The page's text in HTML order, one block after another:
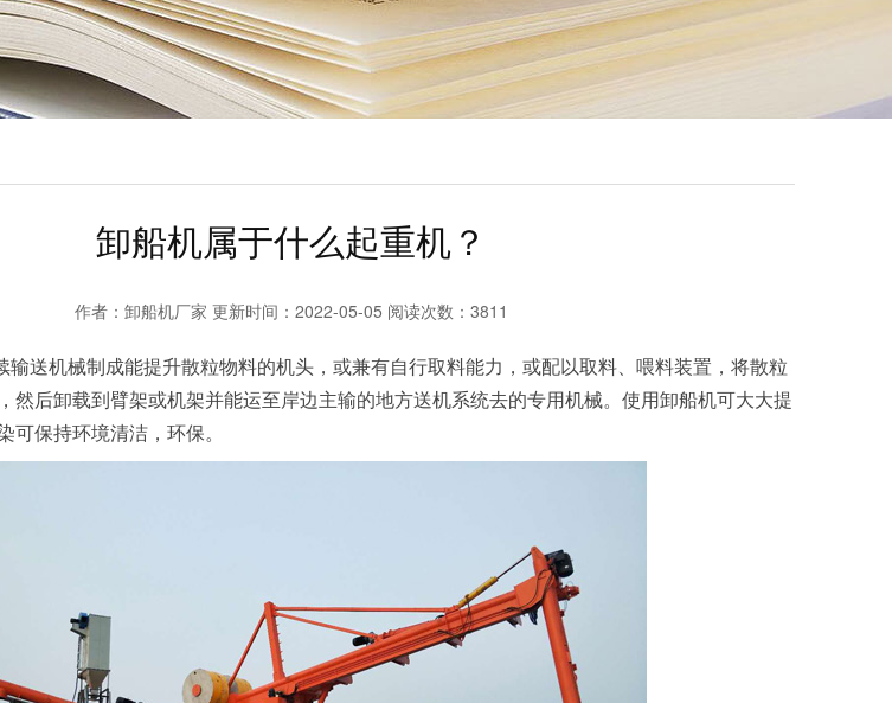
卸船机属于什么起重机？
作者： 卸船机厂家 更新时间：2022-05-05 阅读次数：3811
输送机械制成能提升散粒物料的机头，或兼有自行取料能力，或配以取料、喂料装置，将散粒
然后卸载到臂架或机架并能运至岸边主输的地方送机系统去的专用机械。使用卸船机可大大提
保持环境清洁，环保。